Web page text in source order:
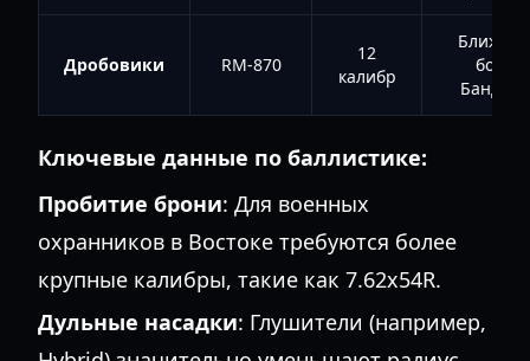
Дробовики RM-870
12
калибр
бой /
Ключевые данные по баллистике:
Пробитие брони: Для военных
охранников в Востоке требуются более
крупные калибры, такие как 7.62x54R.
Дульные насадки: Глушители (например,